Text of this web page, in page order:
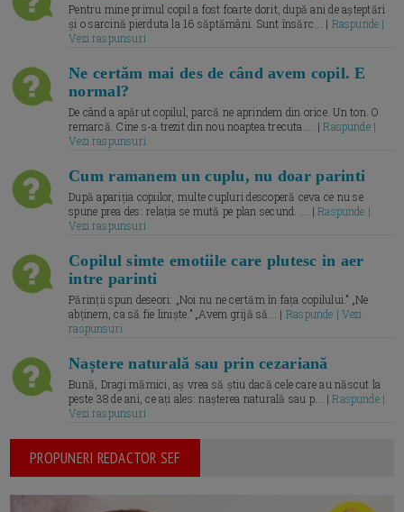
Pentru mine primul copil a fost foarte dorit, după ani de așteptări
și o sarcină pierduta la 16 săptămâni. Sunt însărc... | Raspunde |
Vezi raspunsuri
Ne certăm mai des de când avem copil. E
normal?
De când a apărut copilul, parcă ne aprindem din orice. Un ton. O
remarcă. Cine s-a trezit din nou noaptea trecuta.... |Raspunde |
Vezi raspunsuri
Cum ramanem un cuplu, nu doar parinti
După apariția copiilor, multe cupluri descoperă ceva ce nu se
spune prea des: relația se mută pe plan secund. ... |Raspunde |
Vezi raspunsuri
Copilul simte emotiile care plutesc in aer
intre parinti
Părinții spun deseori: „Noi nu ne certăm în fața copilului.” „Ne
abținem, ca să fie liniște.” „Avem grijă să... | Raspunde | Vezi
raspunsuri
Naștere naturală sau prin cezariană
Bună, Dragi mămici, aș vrea să știu dacă cele care au născut la
peste 38 de ani, ce ați ales: nașterea naturală sau p... |Raspunde |
Vezi raspunsuri
PROPUNERI REDACTOR SEF